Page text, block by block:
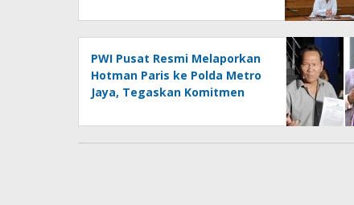
Lampung
PWI Pusat Resmi Melaporkan
Hotman Paris ke Polda Metro
Jaya, Tegaskan Komitmen
Wartawan